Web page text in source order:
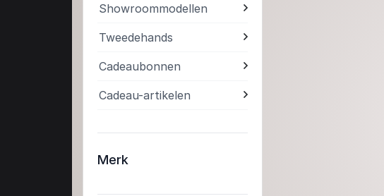
Showroommodellen
Tweedehands
Cadeaubonnen
Cadeau-artikelen
Merk